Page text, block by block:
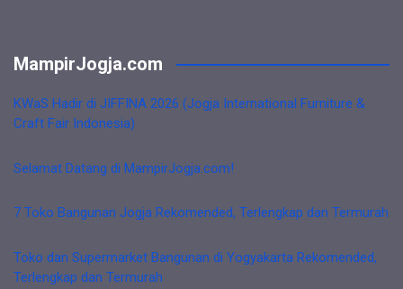
MampirJogja.com
KWaS Hadir di JIFFINA 2026 (Jogja International Furniture &
Craft Fair Indonesia)
Selamat Datang di MampirJogja.com!
7 Toko Bangunan Jogja Rekomended, Terlengkap dan Termurah
Toko dan Supermarket Bangunan di Yogyakarta Rekomended,
Terlengkap dan Termurah